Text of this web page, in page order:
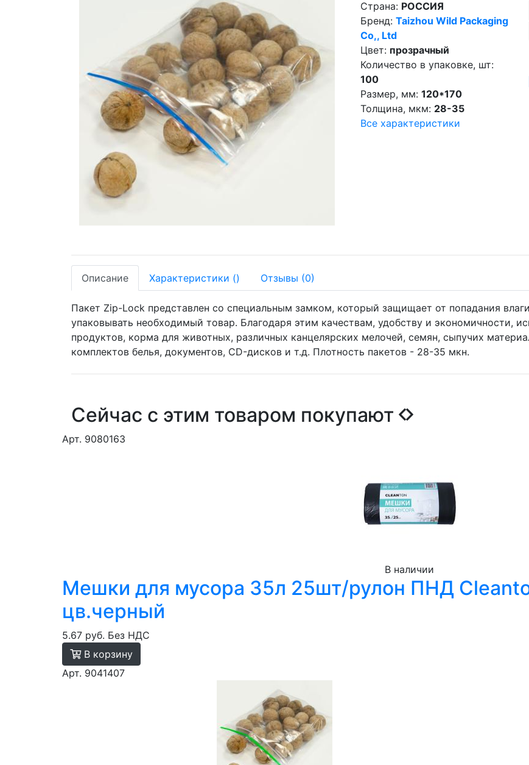
Страна: РОССИЯ
Бренд: Taizhou Wild Packaging
Co,, Ltd
Цвет: прозрачный
Количество в упаковке, шт:
100
Размер, мм: 120*170
Толщина, мкм: 28-35
Все характеристики
Описание Характеристики () Отзывы (0)
Пакет Zip-Lock представлен со специальным замком, который защищает от попадания
упаковывать необходимый товар. Благодаря этим качествам, удобству и экономичности,
продуктов, корма для животных, различных канцелярских мелочей, семян, сыпучих
комплектов белья, документов, CD-дисков и т.д. Плотность пакетов - 28-35 мкн.
Сейчас с этим товаром покупают
Арт. 9080163
В наличии
Мешки для мусора 35л 25шт/рулон ПНД
цв.черный
5.67 руб. Без НДС
В корзину
Арт. 9041407